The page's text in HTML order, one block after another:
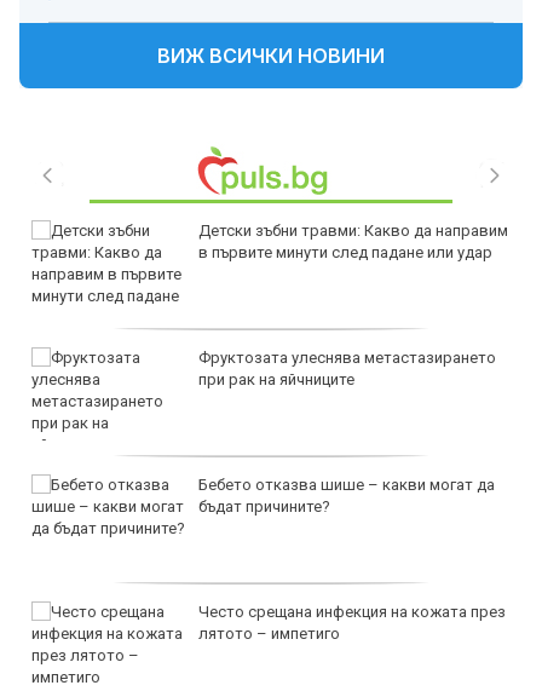
ВИЖ ВСИЧКИ НОВИНИ
Детски зъбни травми: Какво да направим
в първите минути след падане или удар
Фруктозата улеснява метастазирането
при рак на яйчниците
Бебето отказва шише – какви могат да
бъдат причините?
Често срещана инфекция на кожата през
лятото – импетиго